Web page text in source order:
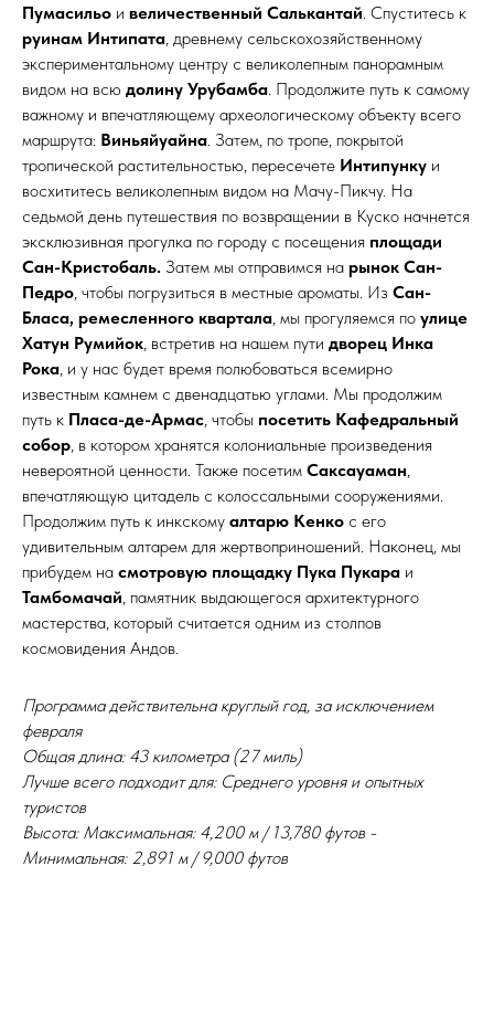
Пумасильо и величественный Салькантай . Спуститесь к
руинам Интипата , древнему сельскохозяйственному
экспериментальному центру с великолепным панорамным
видом на всю долину Урубамба . Продолжите путь к самому
важному и впечатляющему археологическому объекту всего
маршрута: Виньяйуайна . Затем, по тропе, покрытой
тропической растительностью, пересечете Интипунку и
восхититесь великолепным видом на Мачу-Пикчу. На
седьмой день путешествия по возвращении в Куско начнется
эксклюзивная прогулка по городу с посещения площади
Сан-Кристобаль. Затем мы отправимся на рынок Сан-
Педро , чтобы погрузиться в местные ароматы. Из Сан-
Бласа, ремесленного квартала , мы прогуляемся по улице
Хатун Румийок , встретив на нашем пути дворец Инка
Рока , и у нас будет время полюбоваться всемирно
известным камнем с двенадцатью углами. Мы продолжим
путь к Пласа-де-Армас , чтобы посетить Кафедральный
собор , в котором хранятся колониальные произведения
невероятной ценности. Также посетим Саксауаман
впечатляющую цитадель с колоссальными сооружениями.
Продолжим путь к инкскому алтарю Кенко с его
удивительным алтарем для жертвоприношений. Наконец, мы
прибудем на смотровую площадку Пука Пукара и
Тамбомачай , памятник выдающегося архитектурного
мастерства, который считается одним из столпов
космовидения Андов.
Программа действительна круглый год, за исключением
февраля
Общая длина: 43 километра (27 миль)
Лучше всего подходит для: Среднего уровня и опытных
туристов
Высота: Максимальная: 4,200 м / 13,780 футов -
Минимальная: 2,891 м / 9,000 футов